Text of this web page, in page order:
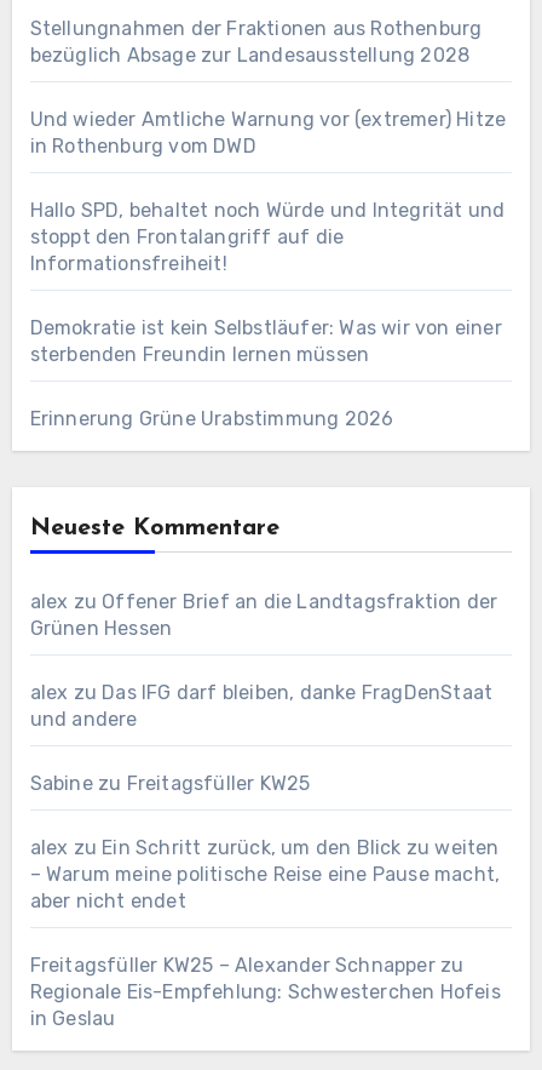
Stellungnahmen der Fraktionen aus Rothenburg
bezüglich Absage zur Landesausstellung 2028
Und wieder Amtliche Warnung vor (extremer) Hitze
in Rothenburg vom DWD
Hallo SPD, behaltet noch Würde und Integrität und
stoppt den Frontalangriff auf die
Informationsfreiheit!
Demokratie ist kein Selbstläufer: Was wir von einer
sterbenden Freundin lernen müssen
Erinnerung Grüne Urabstimmung 2026
Neueste Kommentare
alex zu Offener Brief an die Landtagsfraktion der
Grünen Hessen
alex zu Das IFG darf bleiben, danke FragDenStaat
und andere
Sabinezu Freitagsfüller KW25
alex zu Ein Schritt zurück, um den Blick zu weiten
– Warum meine politische Reise eine Pause macht,
aber nicht endet
Freitagsfüller KW25 – Alexander Schnapperzu
Regionale Eis-Empfehlung: Schwesterchen Hofeis
in Geslau